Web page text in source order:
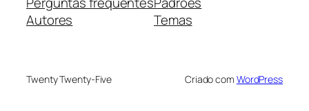
Autores
Temas
Twenty Twenty-Five Criado com WordPress